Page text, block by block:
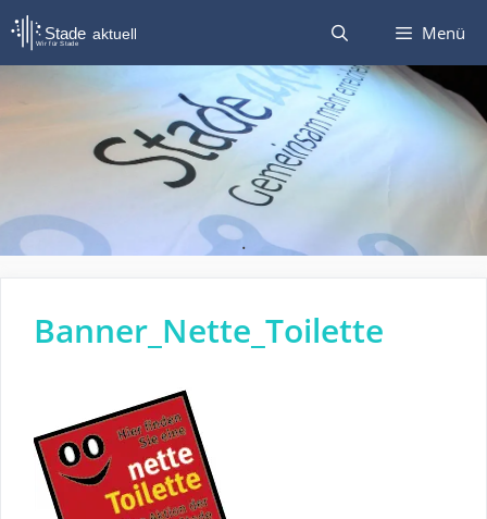
Zum
Inhalt
springen
Menü
.
Banner_Nette_Toilette